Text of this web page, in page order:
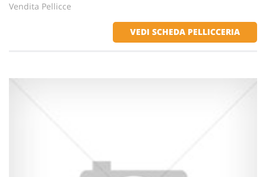
Vendita Pellicce
VEDI SCHEDA PELLICCERIA